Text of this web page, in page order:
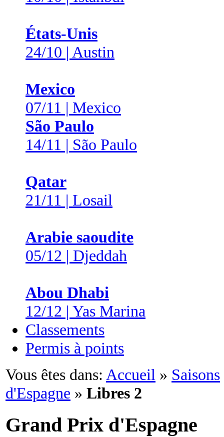
États-Unis
24/10 | Austin
Mexico
07/11 | Mexico
São Paulo
14/11 | São Paulo
Qatar
21/11 | Losail
Arabie saoudite
05/12 | Djeddah
Abou Dhabi
12/12 | Yas Marina
Classements
Permis à points
Vous êtes dans: Accueil » Saisons
d'Espagne » Libres 2
Grand Prix d'Espagne